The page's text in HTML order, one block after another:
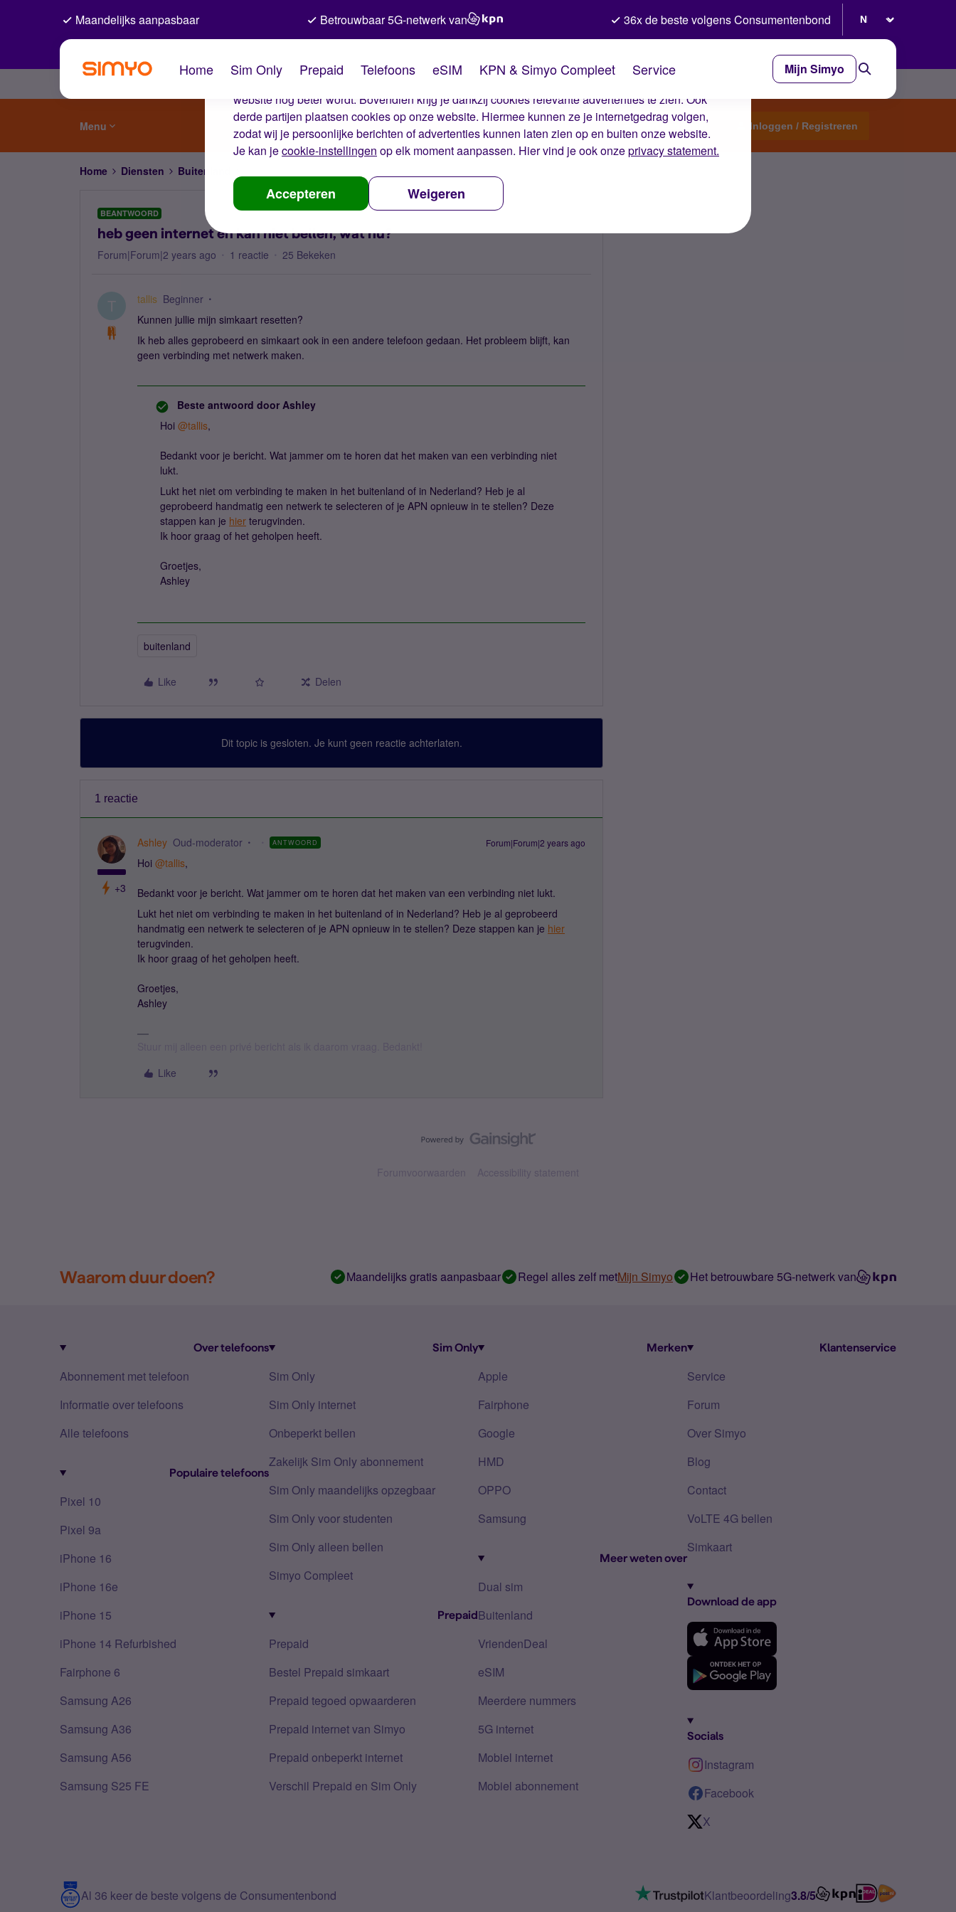
De cookies van Simyo
Wij gebruiken cookies op onze website. Met deze cookies zorgen wij ervoor dat je ervaring op de
website nog beter wordt. Bovendien krijg je dankzij cookies relevante advertenties te zien. Ook
derde partijen plaatsen cookies op onze website. Hiermee kunnen ze je internetgedrag volgen,
zodat wij je persoonlijke berichten of advertenties kunnen laten zien op en buiten onze website.
Je kan jecookie-instellingen op elk moment aanpassen. Hier vind je ook onzeprivacy statement.
Accepteren Weigeren
Maandelijks aanpasbaar Betrouwbaar 5G-netwerk van 36x de beste volgens Consumentenbond
Home Sim Only Prepaid Telefoons eSIM KPN & Simyo Compleet Service Mijn Simyo
Menu Start een topic Inloggen / Registreren
Home Diensten Buitenland
BEANTWOORD
heb geen internet en kan niet bellen, wat nu?
Forum|Forum|2 years ago 1 reactie 25 Bekeken
T tallis Beginner
Kunnen jullie mijn simkaart resetten?
Ik heb alles geprobeerd en simkaart ook in een andere telefoon gedaan. Het probleem blijft, kan
geen verbinding met netwerk maken.
Beste antwoord door Ashley
Hoi @tallis,
Bedankt voor je bericht. Wat jammer om te horen dat het maken van een verbinding niet
lukt.
Lukt het niet om verbinding te maken in het buitenland of in Nederland? Heb je al
geprobeerd handmatig een netwerk te selecteren of je APN opnieuw in te stellen? Deze
stappen kan je hier terugvinden.
Ik hoor graag of het geholpen heeft.
Groetjes,
Ashley
buitenland
Like Delen
Dit topic is gesloten. Je kunt geen reactie achterlaten.
1 reactie
+3
Ashley Oud-moderator ANTWOORD Forum|Forum|2 years ago
Hoi @tallis,
Bedankt voor je bericht. Wat jammer om te horen dat het maken van een verbinding niet lukt.
Lukt het niet om verbinding te maken in het buitenland of in Nederland? Heb je al geprobeerd
handmatig een netwerk te selecteren of je APN opnieuw in te stellen? Deze stappen kan je hier
terugvinden.
Ik hoor graag of het geholpen heeft.
Groetjes,
Ashley
Like
Forumvoorwaarden Accessibility statement
Waarom duur doen? Maandelijks gratis aanpasbaar Regel alles zelf metMijn Simyo Het betrouwbare 5G-netwerk van
Over telefoons
Abonnement met telefoon
Informatie over telefoons
Alle telefoons
Populaire telefoons
Pixel 10
Pixel 9a
iPhone 16
iPhone 16e
iPhone 15
iPhone 14 Refurbished
Fairphone 6
Samsung A26
Samsung A36
Samsung A56
Samsung S25 FE
Sim Only
Sim Only
Sim Only internet
Onbeperkt bellen
Zakelijk Sim Only abonnement
Sim Only maandelijks opzegbaar
Sim Only voor studenten
Sim Only alleen bellen
Simyo Compleet
Prepaid
Prepaid
Bestel Prepaid simkaart
Prepaid tegoed opwaarderen
Prepaid internet van Simyo
Prepaid onbeperkt internet
Verschil Prepaid en Sim Only
Merken
Apple
Fairphone
Google
HMD
OPPO
Samsung
Meer weten over
Dual sim
Buitenland
VriendenDeal
eSIM
Meerdere nummers
5G internet
Mobiel internet
Mobiel abonnement
Klantenservice
Service
Forum
Over Simyo
Blog
Contact
VoLTE 4G bellen
Simkaart
Download de app
Socials
Instagram
Facebook
X
Al 36 keer de beste volgens de Consumentenbond Klantbeoordeling3.8/5